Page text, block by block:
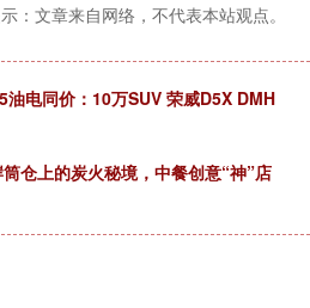
：文章来自网络，不代表本站观点。
油电同价：10万SUV 荣威D5X DMH
仓上的炭火秘境，中餐创意“神”店